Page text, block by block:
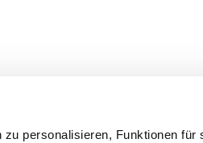
personalisieren, Funktionen für